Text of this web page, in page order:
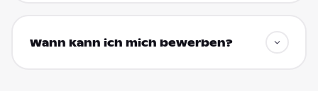
Wann kann ich mich bewerben?